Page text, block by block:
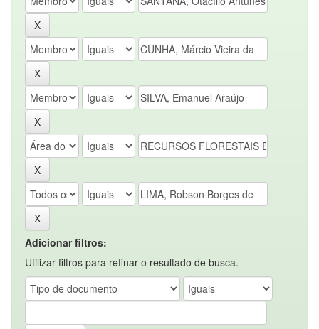
Adicionar filtros:
Utilizar filtros para refinar o resultado de busca.